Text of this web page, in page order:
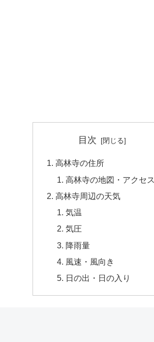
目次
高林寺の住所
高林寺の地図・アクセス
高林寺周辺の天気
気温
気圧
降雨量
風速・風向き
日の出・日の入り